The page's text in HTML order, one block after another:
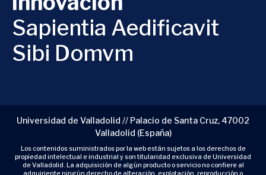
Sapientia Aedificavit
Sibi Domvm
Universidad de Valladolid // Palacio de Santa Cruz, 47002
Valladolid (España)
Los contenidos suministrados por la web están sujetos a los derechos de
propiedad intelectual e industrial y son titularidad exclusiva de Universidad
de Valladolid. La adquisición de algún producto o servicio no confiere al